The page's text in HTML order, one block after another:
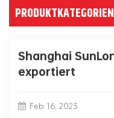
PRODUKTKATEGORIEN
Shanghai
exportiert
Feb 16, 2023